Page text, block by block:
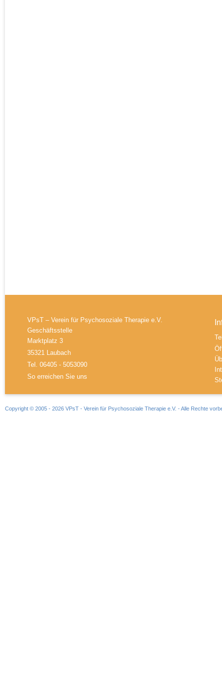
VPsT – Verein für Psychosoziale Therapie e.V.
Geschäftsstelle
Marktplatz 3
35321 Laubach
Tel. 06405 - 5053090
So erreichen Sie uns
Copyright © 2005 - 2026 VPsT - Verein für Psychosoziale Therapie e.V. - Alle Rechte